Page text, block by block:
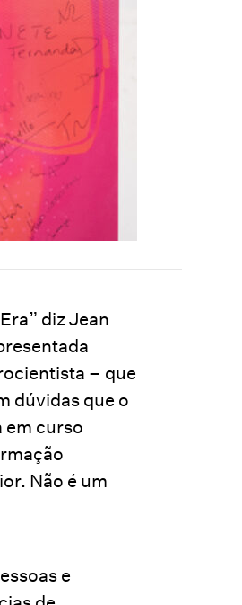
diz Jean
– que
dúvidas que o
em curso
Não é um
e